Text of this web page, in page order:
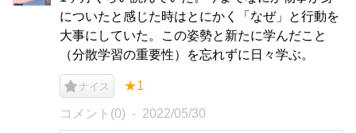
についたと感じた時はとにかく「なぜ」と行動を
大事にしていた。この姿勢と新たに学んだこと
（分散学習の重要性）を忘れずに日々学ぶ。
ナイス ★1
コメント(0) 2022/05/30